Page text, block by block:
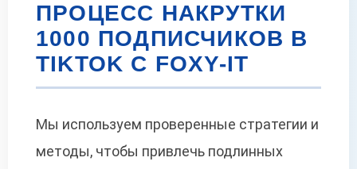
ПРОЦЕСС НАКРУТКИ
1000 ПОДПИСЧИКОВ В
TIKTOK С FOXY-IT
Мы используем проверенные стратегии и
методы, чтобы привлечь подлинных